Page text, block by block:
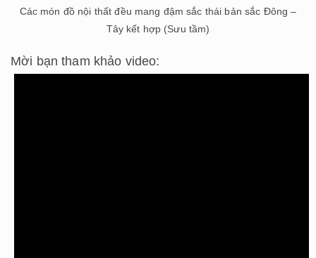
Các món đồ nội thất đều mang đậm sắc thái bản sắc Đông –
Tây kết hợp (Sưu tầm)
Mời bạn tham khảo video: